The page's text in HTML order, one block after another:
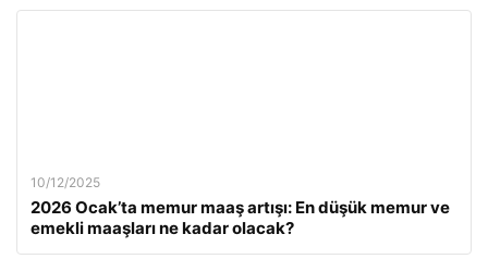
10/12/2025
2026 Ocak’ta memur maaş artışı: En düşük memur ve
emekli maaşları ne kadar olacak?